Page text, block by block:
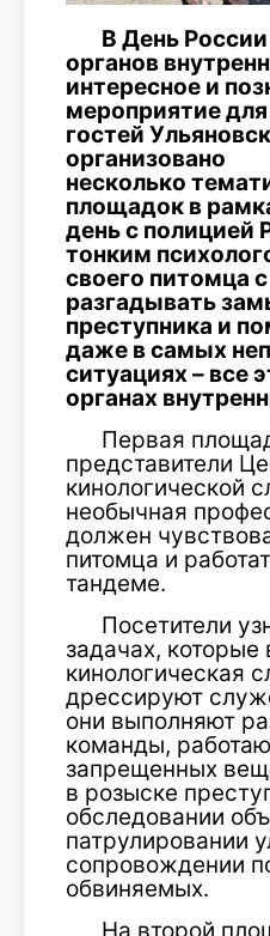
В День
органов
интересное и
мероприятие
гостей
организовано
несколько
площадок в
день с полицией
тонким
своего питомца
разгадывать
преступника и
даже в самых
ситуациях – все
органах
Первая
представители
кинологической
необычная
должен
питомца и
тандеме.
Посетители
задачах, которые
кинологическая
дрессируют
они выполняют
команды,
запрещенных
в розыске
обследовании
патрулировании
сопровождении
обвиняемых.
На второй